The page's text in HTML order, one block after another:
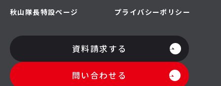
秋山隊長特設ページ
プライバシーポリシー
資料請求する
問い合わせる